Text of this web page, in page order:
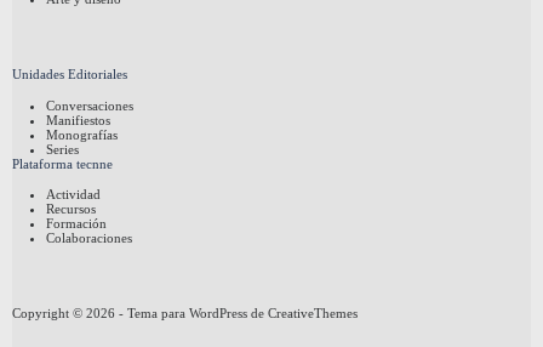
Unidades Editoriales
Conversaciones
Manifiestos
Monografías
Series
Plataforma tecnne
Actividad
Recursos
Formación
Colaboraciones
Copyright © 2026 - Tema para WordPress de CreativeThemes